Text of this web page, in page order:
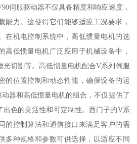
伺服驱动器不仅具备精度和响应速度，
能力。这使得它们能够适应工况要求，
在机电控制系统中，高低惯量电机的选
高低惯量电机广泛应用于机械设备中，
光切割等。高低惯量电机配合V系列伺服
的位置控制和动态性能，确保设备的运
器和高低惯量电机的组合，不仅提供了
出色的灵活性和可定制性。西门子的V系
的控制算法和通信接口来满足客户的需
多种规格和参数可供选择，以适应不同